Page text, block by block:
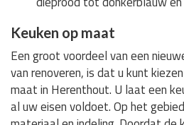
Keuken op maat
Een groot voordeel van een
van renoveren, is dat u kunt
maat in Herenthout. U laat een
al uw eisen voldoet. Op het